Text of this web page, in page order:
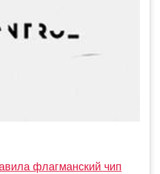
флагманский чип